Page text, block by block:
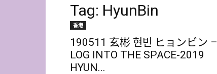
Tag: HyunBin
香港
190511 玄彬 현빈 ヒョンビン –
LOG INTO THE SPACE-2019
HYUN...